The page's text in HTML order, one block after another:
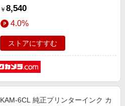
￥ 8,540
4.0%
ストアにすすむ
KAM-6CL 純正プリンターインク カ